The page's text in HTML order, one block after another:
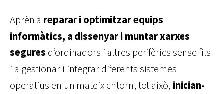
Aprèn a reparar i optimitzar equips
informàtics, a dissenyar i muntar xarxes
segures d’ordinadors i altres perifèrics sense fils
i a gestionar i integrar diferents sistemes
operatius en un mateix entorn, tot això, inician-